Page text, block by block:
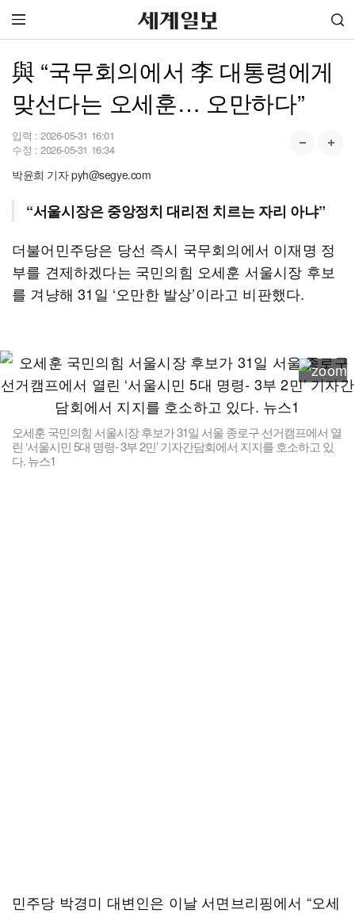
與 “국무회의에서 李 대통령에게
맞선다는 오세훈… 오만하다”
입력 : 2026-05-31 16:01
수정 : 2026-05-31 16:34
박윤희 기자 pyh@segye.com
“서울시장은 중앙정치 대리전 치르는 자리 아냐”
더불어민주당은 당선 즉시 국무회의에서 이재명 정
부를 견제하겠다는 국민의힘 오세훈 서울시장 후보
를 겨냥해 31일 ‘오만한 발상’이라고 비판했다.
오세훈 국민의힘 서울시장 후보가 31일 서울 종로구 선거캠프에서 열
린 ‘서울시민 5대 명령- 3부 2민’ 기자간담회에서 지지를 호소하고 있
다. 뉴스1
민주당 박경미 대변인은 이날 서면브리핑에서 “오세